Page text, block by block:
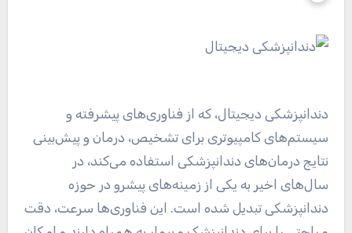
دندانپزشکی دیجیتال، که از فناوری‌های پیشرفته و
سیستم‌های کامپیوتری برای تشخیص، درمان و پیش‌بینی
نتایج درمان‌های دندانپزشکی استفاده می‌کند، در
سال‌های اخیر به یکی از زمینه‌های پیشرو در حوزه
دندانپزشکی تبدیل شده است. این فناوری‌ها سرعت، دقت